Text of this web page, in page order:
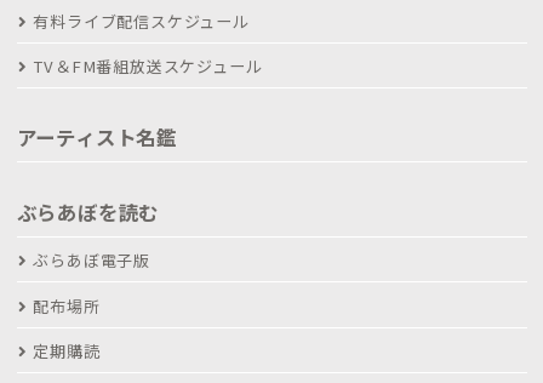
有料ライブ配信スケジュール
TV＆FM番組放送スケジュール
アーティスト名鑑
ぶらあぼを読む
ぶらあぼ電子版
配布場所
定期購読